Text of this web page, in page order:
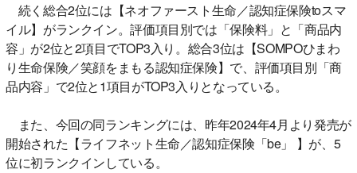
続く総合2位には【ネオファースト生命／認知症保険toスマ
イル】がランクイン。評価項目別では「保険料」と「商品内
容」が2位と2項目でTOP3入り。総合3位は【SOMPOひまわ
り生命保険／笑顔をまもる認知症保険】で、評価項目別「商
品内容」で2位と1項目がTOP3入りとなっている。
また、今回の同ランキングには、昨年2024年4月より発売が
開始された【ライフネット生命／認知症保険「be」 】が、5
位に初ランクインしている。